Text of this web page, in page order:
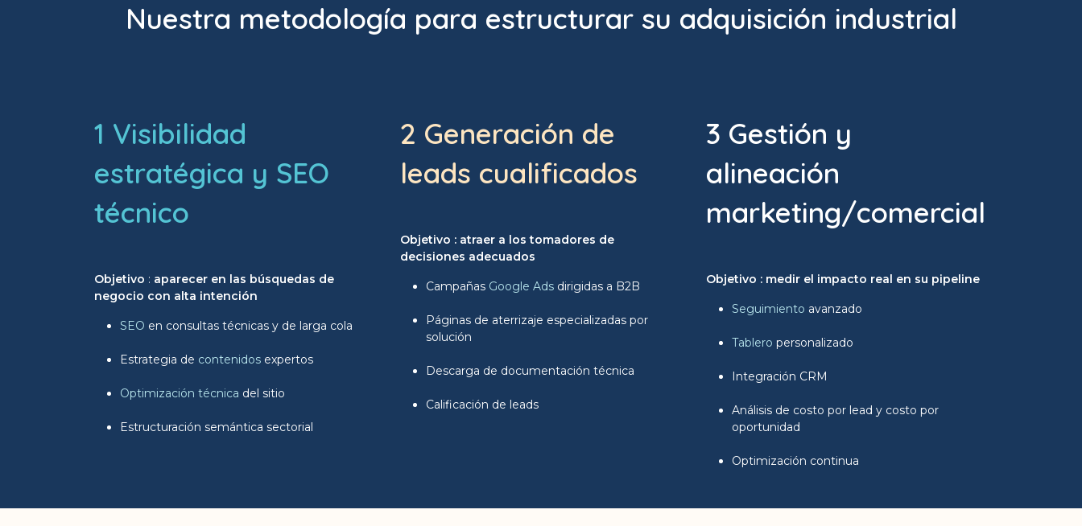
Nuestra metodología para estructurar su adquisición industrial
1 Visibilidad
estratégica y SEO
técnico
Objetivo : aparecer en las búsquedas de
negocio con alta intención
SEO en consultas técnicas y de larga cola
Estrategia de contenidos expertos
Optimización técnica del sitio
Estructuración semántica sectorial
2 Generación de
leads cualificados
Objetivo : atraer a los tomadores de
decisiones adecuados
Campañas Google Ads dirigidas a B2B
Páginas de aterrizaje especializadas por
solución
Descarga de documentación técnica
Calificación de leads
3 Gestión y
alineación
marketing/comercial
Objetivo : medir el impacto real en su pipeline
Seguimiento avanzado
Tablero personalizado
Integración CRM
Análisis de costo por lead y costo por
oportunidad
Optimización continua